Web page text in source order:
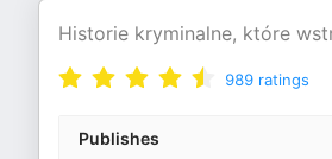
Historie kryminalne, które
989 ratings
Publishes